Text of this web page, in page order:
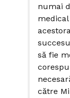
numai
să fie
către